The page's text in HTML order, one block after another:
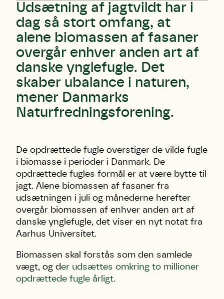
Udsætning af jagtvildt har i
dag så stort omfang, at
alene biomassen af fasaner
overgår enhver anden art af
danske ynglefugle. Det
skaber ubalance i naturen,
mener Danmarks
Naturfredningsforening.
De opdrættede fugle overstiger de vilde fugle
i biomasse i perioder i Danmark. De
opdrættede fugles formål er at være bytte til
jagt. Alene biomassen af fasaner fra
udsætningen i juli og månederne herefter
overgår biomassen af enhver anden art af
danske ynglefugle, det viser en nyt notat fra
Aarhus Universitet.
Biomassen skal forstås som den samlede
vægt, og der udsættes omkring to millioner
opdrættede fugle årligt.